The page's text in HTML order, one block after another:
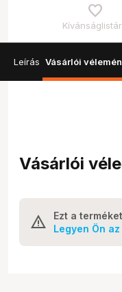
Leírás Vásárlói
Vásárlói
Ezt a
Legyen Ön